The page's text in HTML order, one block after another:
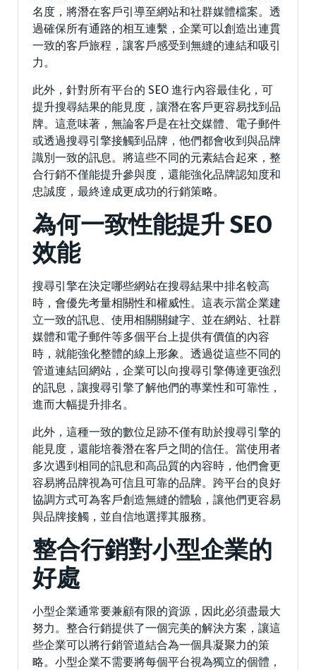
名度，將潛在客戶引導至網站和社群媒體檔案。透
過確保所有通路的相互連繫，企業可以創造出連貫
一致的客戶旅程，讓客戶感受到無縫的連結和吸引
力。
此外，針對所有平台的 SEO 進行內容最佳化，可
提升搜尋結果的能見度，讓潛在客戶更容易找到品
牌。這意味著，無論客戶是在社交媒體、電子郵件
或透過搜尋引擎接觸到品牌，他們都會收到與品牌
識別一致的訊息。將這些不同的元素結合起來，整
合行銷不僅能提升參與度，還能強化品牌認知度和
忠誠度，最終達成更成功的行銷策略。
為何一致性能提升 SEO
效能
搜尋引擎在決定哪些網站在搜尋結果中排名較高
時，會優先考量相關性和權威性。這表示當企業建
立一致的訊息、使用相關關鍵字、並在網站、社群
媒體和電子郵件等多個平台上提供有價值的內容
時，就能強化整體的線上形象。透過從這些不同的
管道連結回網站，企業可以向搜尋引擎傳達更強烈
的訊息，讓搜尋引擎了解他們的專業性和可靠性，
進而大幅提升排名。
此外，這種一致的數位足跡不僅有助於搜尋引擎的
能見度，還能培養潛在客戶之間的信任。當使用者
多次遇到相同的訊息和高品質的內容時，他們會更
容易將品牌視為可信且可靠的品牌。跨平台的良好
協調方式可為客戶創造無縫的體驗，讓他們更容易
與品牌接觸，並自信地選擇其服務。
整合行銷對小型企業的
好處
小型企業通常要兼顧有限的資源，因此必須盡最大
努力。整合行銷提供了一個完美的解決方案，讓這
些企業可以將行銷管道結合為一個具凝聚力的策
略。小型企業不需要將每個平台視為獨立的個體，